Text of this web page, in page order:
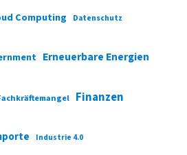
Computing Datenschutz
Erneuerbare Energien
Finanzen
Industrie 4.0